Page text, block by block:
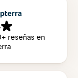
reseñas en